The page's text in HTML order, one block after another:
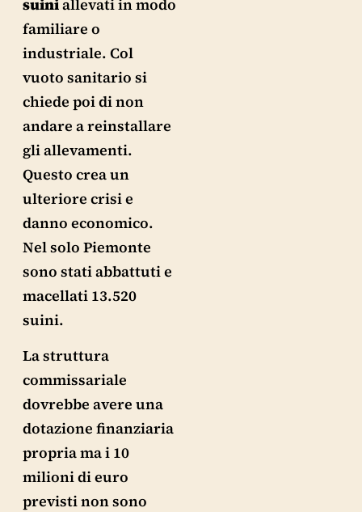
suiniallevati in modo
familiare o
industriale. Col
vuoto sanitario si
chiede poi di non
andare a reinstallare
gli allevamenti.
Questo crea un
ulteriore crisi e
danno economico.
Nel solo Piemonte
sono stati abbattuti e
macellati 13.520
suini.
La struttura
commissariale
dovrebbe avere una
dotazione finanziaria
propria ma i 10
milioni di euro
previsti non sono